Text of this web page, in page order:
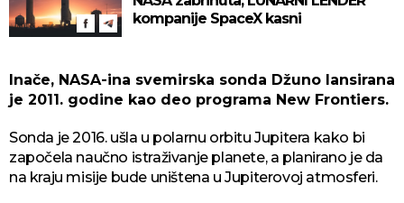
kompanije SpaceX kasni
Inače, NASA-ina svemirska sonda Džuno lansirana
je 2011. godine kao deo programa New Frontiers.
Sonda je 2016. ušla u polarnu orbitu Jupitera kako bi
započela naučno istraživanje planete, a planirano je da
na kraju misije bude uništena u Jupiterovoj atmosferi.